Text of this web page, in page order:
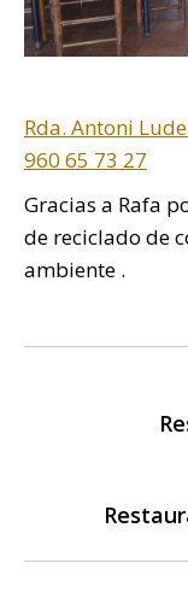
Rda. Antoni
960 65 73 27
Gracias a Rafa
de reciclado de
ambiente .